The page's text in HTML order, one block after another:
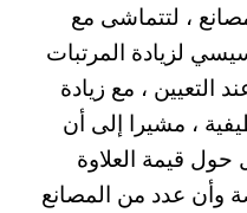
، لتتماشى مع
لزيادة المرتبات
من 2000 جنيه عند التعيين ، مع زيادة
، مشيرا إلى أن
قيمة العلاوة
وأن عدد من المصانع